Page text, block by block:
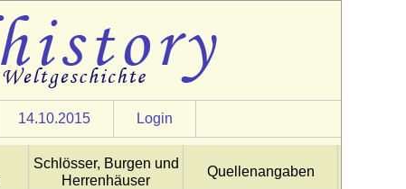
14.10.2015 Login
Schlösser, Burgen und
Herrenhäuser
Quellenangaben